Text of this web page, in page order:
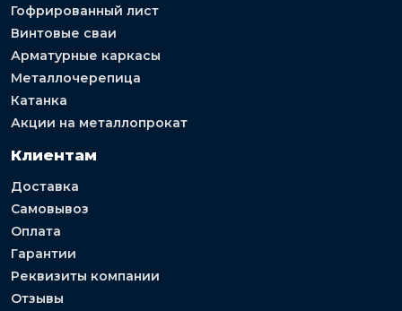
Гофрированный лист
Винтовые сваи
Арматурные каркасы
Металлочерепица
Катанка
Акции на металлопрокат
Клиентам
Доставка
Самовывоз
Оплата
Гарантии
Реквизиты компании
Отзывы